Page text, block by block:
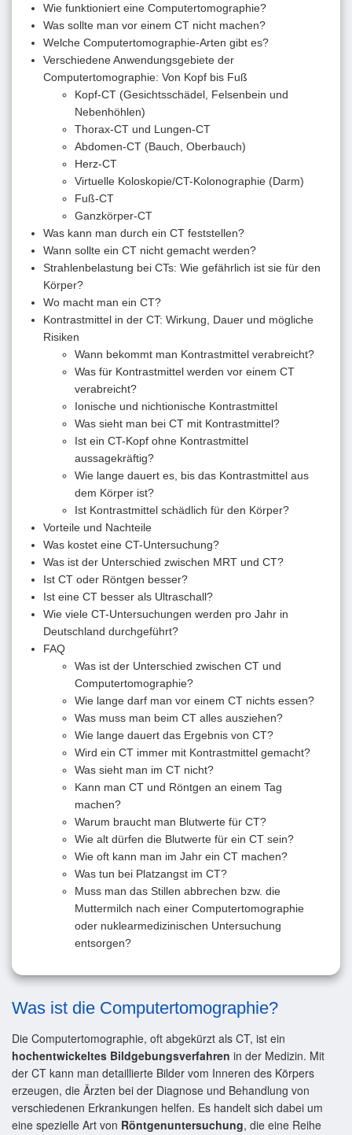
Wie funktioniert eine Computertomographie?
Was sollte man vor einem CT nicht machen?
Welche Computertomographie-Arten gibt es?
Verschiedene Anwendungsgebiete der
Computertomographie: Von Kopf bis Fuß
Kopf-CT (Gesichtsschädel, Felsenbein und
Nebenhöhlen)
Thorax-CT und Lungen-CT
Abdomen-CT (Bauch, Oberbauch)
Herz-CT
Virtuelle Koloskopie/CT-Kolonographie (Darm)
Fuß-CT
Ganzkörper-CT
Was kann man durch ein CT feststellen?
Wann sollte ein CT nicht gemacht werden?
Strahlenbelastung bei CTs: Wie gefährlich ist sie für den
Körper?
Wo macht man ein CT?
Kontrastmittel in der CT: Wirkung, Dauer und mögliche
Risiken
Wann bekommt man Kontrastmittel verabreicht?
Was für Kontrastmittel werden vor einem CT
verabreicht?
Ionische und nichtionische Kontrastmittel
Was sieht man bei CT mit Kontrastmittel?
Ist ein CT-Kopf ohne Kontrastmittel
aussagekräftig?
Wie lange dauert es, bis das Kontrastmittel aus
dem Körper ist?
Ist Kontrastmittel schädlich für den Körper?
Vorteile und Nachteile
Was kostet eine CT-Untersuchung?
Was ist der Unterschied zwischen MRT und CT?
Ist CT oder Röntgen besser?
Ist eine CT besser als Ultraschall?
Wie viele CT-Untersuchungen werden pro Jahr in
Deutschland durchgeführt?
FAQ
Was ist der Unterschied zwischen CT und
Computertomographie?
Wie lange darf man vor einem CT nichts essen?
Was muss man beim CT alles ausziehen?
Wie lange dauert das Ergebnis von CT?
Wird ein CT immer mit Kontrastmittel gemacht?
Was sieht man im CT nicht?
Kann man CT und Röntgen an einem Tag
machen?
Warum braucht man Blutwerte für CT?
Wie alt dürfen die Blutwerte für ein CT sein?
Wie oft kann man im Jahr ein CT machen?
Was tun bei Platzangst im CT?
Muss man das Stillen abbrechen bzw. die
Muttermilch nach einer Computertomographie
oder nuklearmedizinischen Untersuchung
entsorgen?
Was ist die Computertomographie?
Die Computertomographie, oft abgekürzt als CT, ist ein
hochentwickeltes Bildgebungsverfahren in der Medizin. Mit
der CT kann man detaillierte Bilder vom Inneren des Körpers
erzeugen, die Ärzten bei der Diagnose und Behandlung von
verschiedenen Erkrankungen helfen. Es handelt sich dabei um
eine spezielle Art von Röntgenuntersuchung, die eine Reihe